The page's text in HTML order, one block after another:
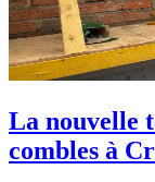
La nouvelle
combles à